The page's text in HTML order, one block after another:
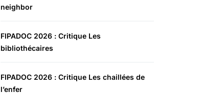
neighbor
FIPADOC 2026 : Critique Les
bibliothécaires
FIPADOC 2026 : Critique Les chaillées de
l’enfer